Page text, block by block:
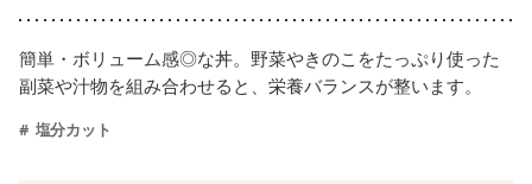
簡単・ボリューム感◎な丼。野菜やきのこをたっぷり使った
副菜や汁物を組み合わせると、栄養バランスが整います。
塩分カット